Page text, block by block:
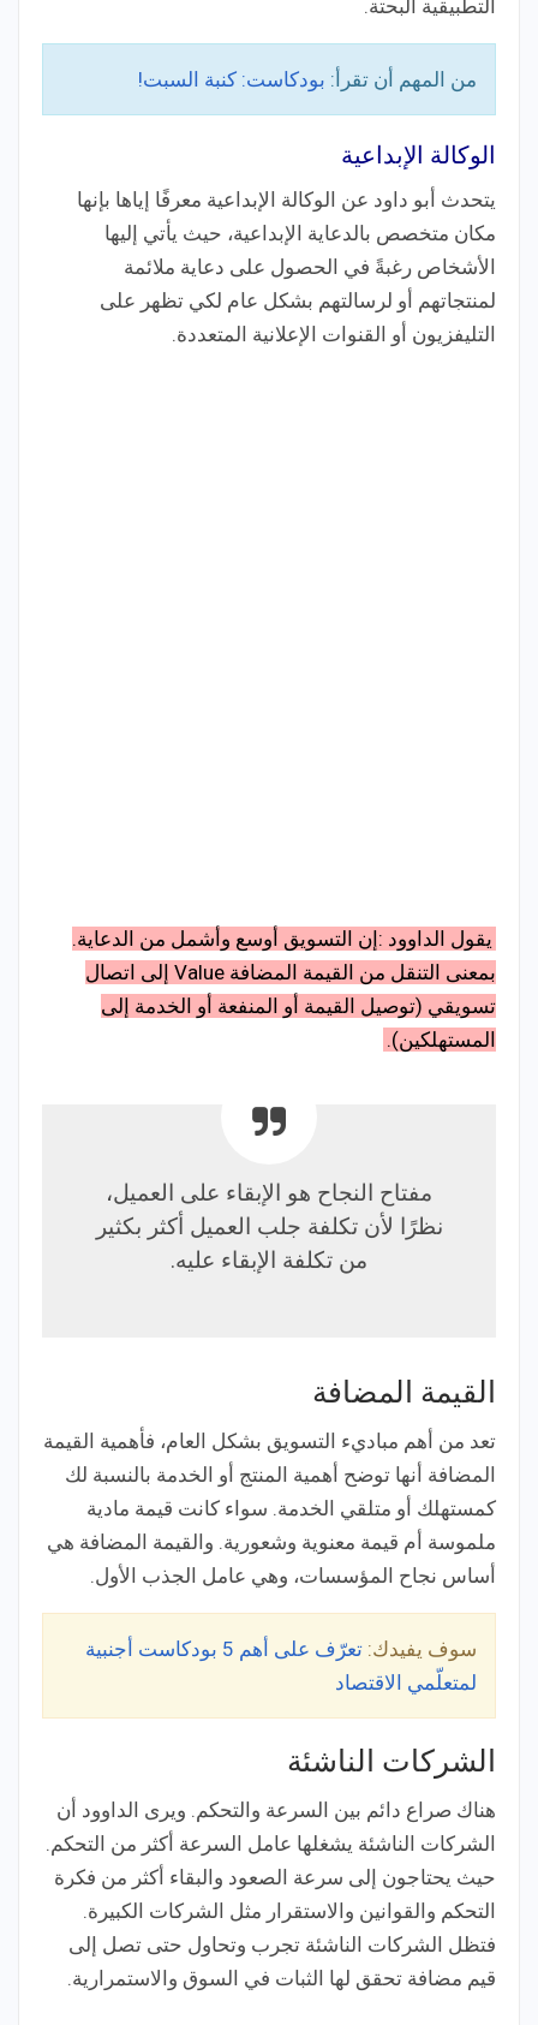
التطبيقية البحتة.
من المهم أن تقرأ: بودكاست: كنبة السبت!
الوكالة الإبداعية
يتحدث أبو داود عن الوكالة الإبداعية معرفًا إياها بإنها
مكان متخصص بالدعاية الإبداعية، حيث يأتي إليها
الأشخاص رغبةً في الحصول على دعاية ملائمة
لمنتجاتهم أو لرسالتهم بشكل عام لكي تظهر على
التليفزيون أو القنوات الإعلانية المتعددة.
يقول الداوود :إن التسويق أوسع وأشمل من الدعاية.
بمعنى التنقل من القيمة المضافة Value إلى اتصال
تسويقي (توصيل القيمة أو المنفعة أو الخدمة إلى
المستهلكين).
مفتاح النجاح هو الإبقاء على العميل،
نظرًا لأن تكلفة جلب العميل أكثر بكثير
من تكلفة الإبقاء عليه.
القيمة المضافة
تعد من أهم مباديء التسويق بشكل العام، فأهمية القيمة
المضافة أنها توضح أهمية المنتج أو الخدمة بالنسبة لك
كمستهلك أو متلقي الخدمة. سواء كانت قيمة مادية
ملموسة أم قيمة معنوية وشعورية. والقيمة المضافة هي
أساس نجاح المؤسسات، وهي عامل الجذب الأول.
سوف يفيدك:
تعرّف على أهم 5 بودكاست أجنبية
لمتعلّمي الاقتصاد
الشركات الناشئة
هناك صراع دائم بين السرعة والتحكم. ويرى الداوود أن
الشركات الناشئة يشغلها عامل السرعة أكثر من التحكم.
حيث يحتاجون إلى سرعة الصعود والبقاء أكثر من فكرة
التحكم والقوانين والاستقرار مثل الشركات الكبيرة.
فتظل الشركات الناشئة تجرب وتحاول حتى تصل إلى
قيم مضافة تحقق لها الثبات في السوق والاستمرارية.